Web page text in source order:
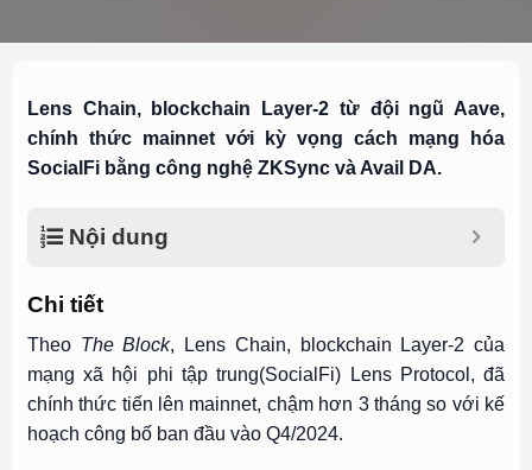
Lens Chain, blockchain Layer-2 từ đội ngũ Aave,
chính thức mainnet với kỳ vọng cách mạng hóa
SocialFi bằng công nghệ ZKSync và Avail DA.
Nội dung
Chi tiết
Theo The Block, Lens Chain, blockchain Layer-2 của
mạng xã hội phi tập trung(SocialFi) Lens Protocol, đã
chính thức tiến lên mainnet, chậm hơn 3 tháng so với kế
hoạch công bố ban đầu vào Q4/2024.